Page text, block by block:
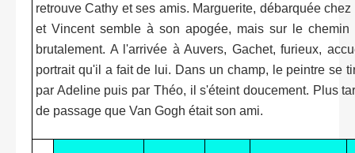
retrouve Cathy et ses amis. Marguerite, débarquée
et Vincent semble à son apogée, mais sur le
brutalement. A l'arrivée à Auvers, Gachet, furieux,
portrait qu'il a fait de lui. Dans un champ, le peintre se
par Adeline puis par Théo, il s'éteint doucement. Plus
de passage que Van Gogh était son ami.